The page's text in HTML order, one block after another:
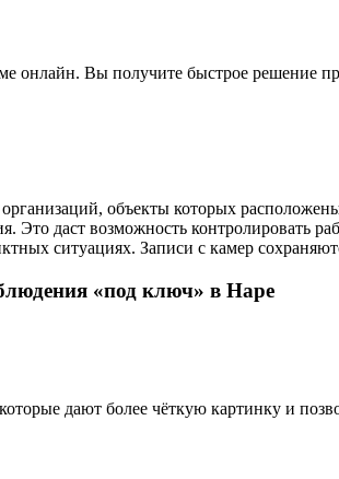
онлайн. Вы получите быстрое решение
объекты которых
даст возможность контролировать
ситуациях. Записи с камер
«под ключ» в Наре
дают более чёткую картинку и